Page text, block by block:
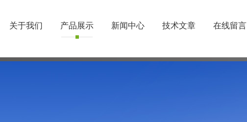
关于我们 产品展示 新闻中心 技术文章 在线留言